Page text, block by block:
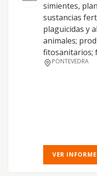
simientes,
sustancias
plaguicidas y
animales;
fitosanitarios;
PONTEVEDRA
VER INFORME